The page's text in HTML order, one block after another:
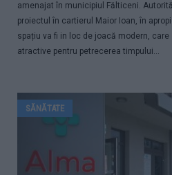
amenajat în municipiul Fălticeni.
proiectul în cartierul Maior Ioan, în
spațiu va fi in loc de joacă modern,
atractive pentru petrecerea timpului...
SĂNĂTATE